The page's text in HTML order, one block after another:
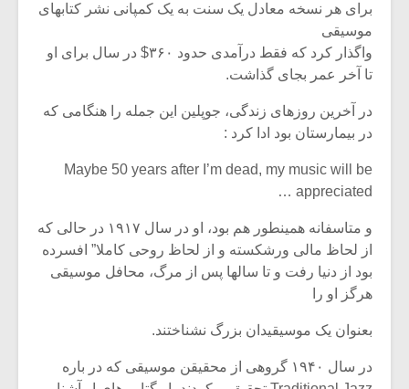
برای هر نسخه معادل یک سنت به یک کمپانی نشر کتابهای
موسیقی
واگذار کرد که فقط درآمدی حدود ۳۶۰$ در سال برای او
تا آخر عمر بجای گذاشت.
در آخرین روزهای زندگی، جوپلین این جمله را هنگامی که
در بیمارستان بود ادا کرد :
Maybe 50 years after I’m dead, my music will be
appreciated …
و متاسفانه همینطور هم بود، او در سال ۱۹۱۷ در حالی که
از لحاظ مالی ورشکسته و از لحاظ روحی کاملا” افسرده
بود از دنیا رفت و تا سالها پس از مرگ، محافل موسیقی
هرگز او را
بعنوان یک موسیقیدان بزرگ نشناختند.
در سال ۱۹۴۰ گروهی از محقیقن موسیقی که در باره